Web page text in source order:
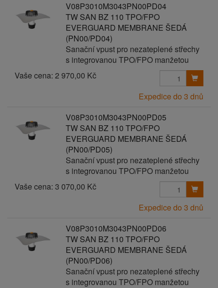
V08P3010M3043PN00PD04
TW SAN BZ 110 TPO/FPO
EVERGUARD MEMBRANE ŠEDÁ
(PN00/PD04)
Sanační vpust pro nezateplené střechy
s integrovanou TPO/FPO manžetou
Vaše cena: 2 970,00 Kč
Expedice do 3 dnů
V08P3010M3043PN00PD05
TW SAN BZ 110 TPO/FPO
EVERGUARD MEMBRANE ŠEDÁ
(PN00/PD05)
Sanační vpust pro nezateplené střechy
s integrovanou TPO/FPO manžetou
Vaše cena: 3 070,00 Kč
Expedice do 3 dnů
V08P3010M3043PN00PD06
TW SAN BZ 110 TPO/FPO
EVERGUARD MEMBRANE ŠEDÁ
(PN00/PD06)
Sanační vpust pro nezateplené střechy
s integrovanou TPO/FPO manžetou